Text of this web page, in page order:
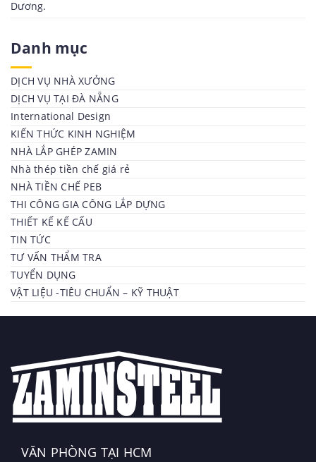
Danh mục
DỊCH VỤ NHÀ XƯỞNG
DỊCH VỤ TẠI ĐÀ NẴNG
International Design
KIẾN THỨC KINH NGHIỆM
NHÀ LẮP GHÉP ZAMIN
Nhà thép tiền chế giá rẻ
NHÀ TIỀN CHẾ PEB
THI CÔNG GIA CÔNG LẮP DỰNG
THIẾT KẾ KẾ CẤU
TIN TỨC
TƯ VẤN THẨM TRA
TUYỂN DỤNG
VẬT LIỆU -TIÊU CHUẨN – KỸ THUẬT
VĂN PHÒNG TẠI HCM